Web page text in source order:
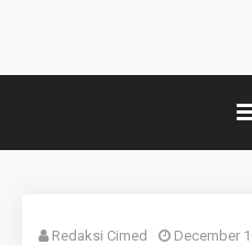
Redaksi Cimed December